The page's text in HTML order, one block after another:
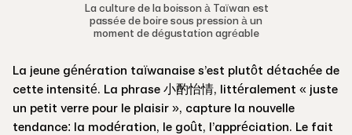
La culture de la boisson à Taïwan est
passée de boire sous pression à un
moment de dégustation agréable
La jeune génération taïwanaise s’est plutôt détachée de
cette intensité. La phrase 小酌怡情, littéralement « juste
un petit verre pour le plaisir », capture la nouvelle
tendance: la modération, le goût, l’appréciation. Le fait